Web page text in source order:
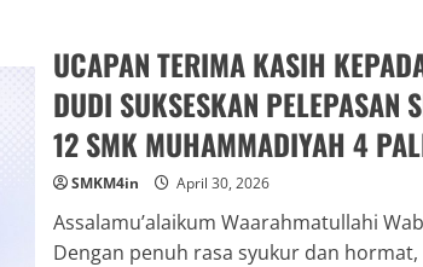
UCAPAN TERIMA KASIH
DUDI SUKSESKAN PELEPASAN
12 SMK MUHAMMADIYAH 4
SMKM4in April 30, 2026
Assalamu’alaikum Waarahmatullahi
Dengan penuh rasa syukur dan